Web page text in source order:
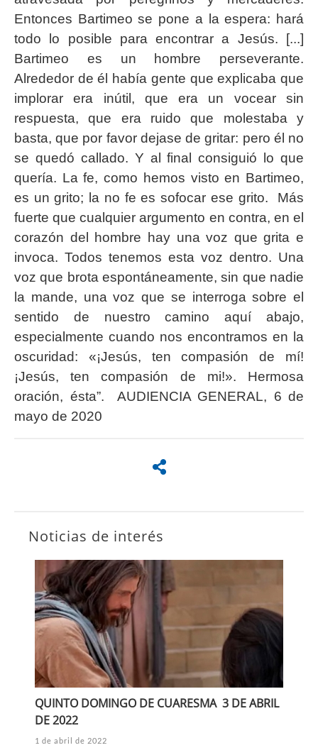
Entonces Bartimeo se pone a la espera: hará
todo lo posible para encontrar a Jesús. [...]
Bartimeo es un hombre perseverante.
Alrededor de él había gente que explicaba que
implorar era inútil, que era un vocear sin
respuesta, que era ruido que molestaba y
basta, que por favor dejase de gritar: pero él no
se quedó callado. Y al final consiguió lo que
quería. La fe, como hemos visto en Bartimeo,
es un grito; la no fe es sofocar ese grito. Más
fuerte que cualquier argumento en contra, en el
corazón del hombre hay una voz que grita e
invoca. Todos tenemos esta voz dentro. Una
voz que brota espontáneamente, sin que nadie
la mande, una voz que se interroga sobre el
sentido de nuestro camino aquí abajo,
especialmente cuando nos encontramos en la
oscuridad: «¡Jesús, ten compasión de mí!
¡Jesús, ten compasión de mi!». Hermosa
oración, ésta”. AUDIENCIA GENERAL, 6 de
mayo de 2020
Noticias de interés
QUINTO DOMINGO DE CUARESMA 3 DE ABRIL
DE 2022
1 de abril de 2022